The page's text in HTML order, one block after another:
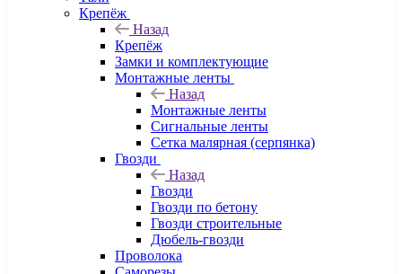
Крепёж
Назад
Крепёж
Замки и комплектующие
Монтажные ленты
Назад
Монтажные ленты
Сигнальные ленты
Сетка малярная (серпянка)
Гвозди
Назад
Гвозди
Гвозди по бетону
Гвозди строительные
Дюбель-гвозди
Проволока